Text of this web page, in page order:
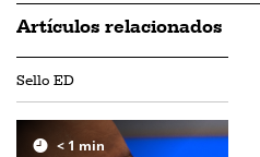
Artículos relacionados
Sello ED
< 1 min